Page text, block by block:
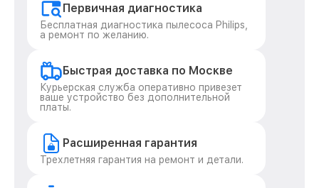
Первичная диагностика
Бесплатная диагностика пылесоса Philips,
а ремонт по желанию.
Быстрая доставка по Москве
Курьерская служба оперативно привезет
ваше устройство без дополнительной
платы.
Расширенная гарантия
Трехлетняя гарантия на ремонт и детали.